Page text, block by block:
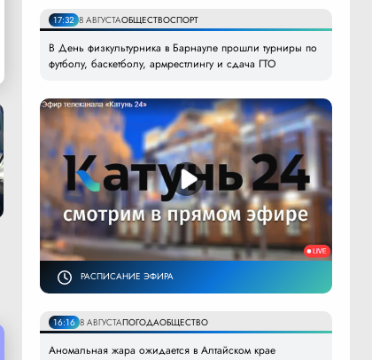
17:32 8 АВГУСТАОБЩЕСТВОСПОРТ
В День физкультурника в Барнауле прошли турниры по
футболу, баскетболу, армрестлингу и сдача ГТО
РАСПИСАНИЕ ЭФИРА
16:16 8 АВГУСТАПОГОДАОБЩЕСТВО
Аномальная жара ожидается в Алтайском крае